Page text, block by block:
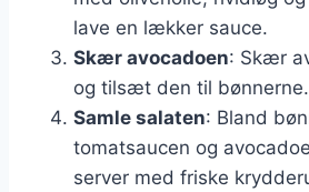
lave en lækker sauce.
Skær avocadoen: Skær
og tilsæt den til bønnerne.
Samle salaten: Bland
tomatsaucen og
server med friske